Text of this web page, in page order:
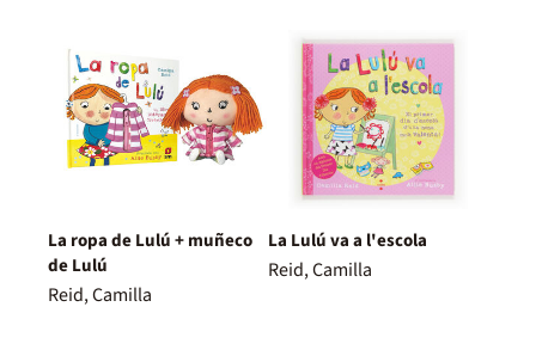
La ropa de Lulú + muñeco
de Lulú
Reid, Camilla
La Lulú va a l'escola
Reid, Camilla